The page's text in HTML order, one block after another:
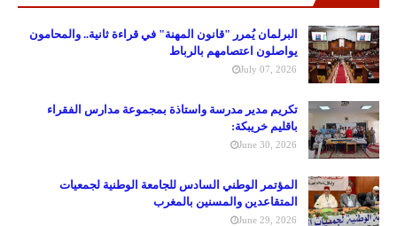
البرلمان يُمرر "قانون المهنة" في قراءة ثانية.. والمحامون
يواصلون اعتصامهم بالرباط
July 07, 2026
تكريم مدير مدرسة واستاذة بمجموعة مدارس الفقراء
باقليم خريبكة:
June 30, 2026
المؤتمر الوطني السادس للجامعة الوطنية لجمعيات
المتقاعدين والمسنين بالمغرب
June 29, 2026